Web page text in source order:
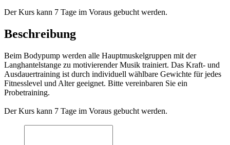
Der Kurs kann 7 Tage im Voraus gebucht werden.
Beschreibung
Beim Bodypump werden alle Hauptmuskelgruppen mit der
Langhantelstange zu motivierender Musik trainiert. Das Kraft- und
Ausdauertraining ist durch individuell wählbare Gewichte für jedes
Fitnesslevel und Alter geeignet. Bitte vereinbaren Sie ein
Probetraining.
Der Kurs kann 7 Tage im Voraus gebucht werden.